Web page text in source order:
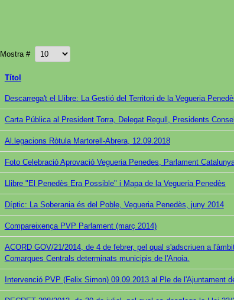
Mostra #
Títol
Descarrega't el Llibre: La Gestió del Territori de la Vegueria
Carta Pública al President Torra, Delegat Regull, Presidents
Al.legacions Ròtula Martorell-Abrera, 12.09.2018
Foto Celebració Aprovació Vegueria Penedes, Parlament
Llibre "El Penedès Era Possible" i Mapa de la Vegueria Penedès
Díptic: La Soberania és del Poble, Vegueria Penedès, juny 2014
Compareixença PVP Parlament (març 2014)
ACORD GOV/21/2014, de 4 de febrer, pel qual s'adscriuen a
Comarques Centrals determinats municipis de l'Anoia.
Intervenció PVP (Felix Simon) 09.09.2013 al Ple de l'Ajuntament